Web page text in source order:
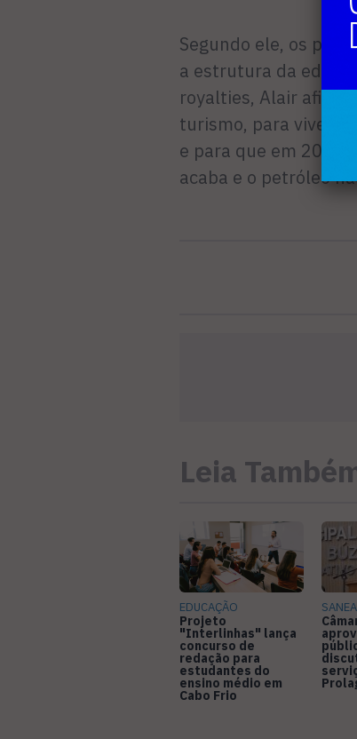
Segundo ele, os
a estrutura da
royalties, Alair
turismo, para viver
e para que em 2017
acaba e o petróleo
Leia
EDUCAÇÃO
Projeto
"Interlinhas" lança
concurso de
redação para
estudantes do
ensino médio em
Cabo Frio